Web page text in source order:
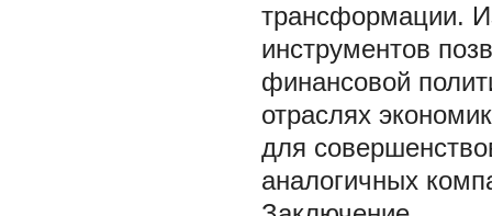
трансформации.
инструментов
финансовой
отраслях
для
аналогичных